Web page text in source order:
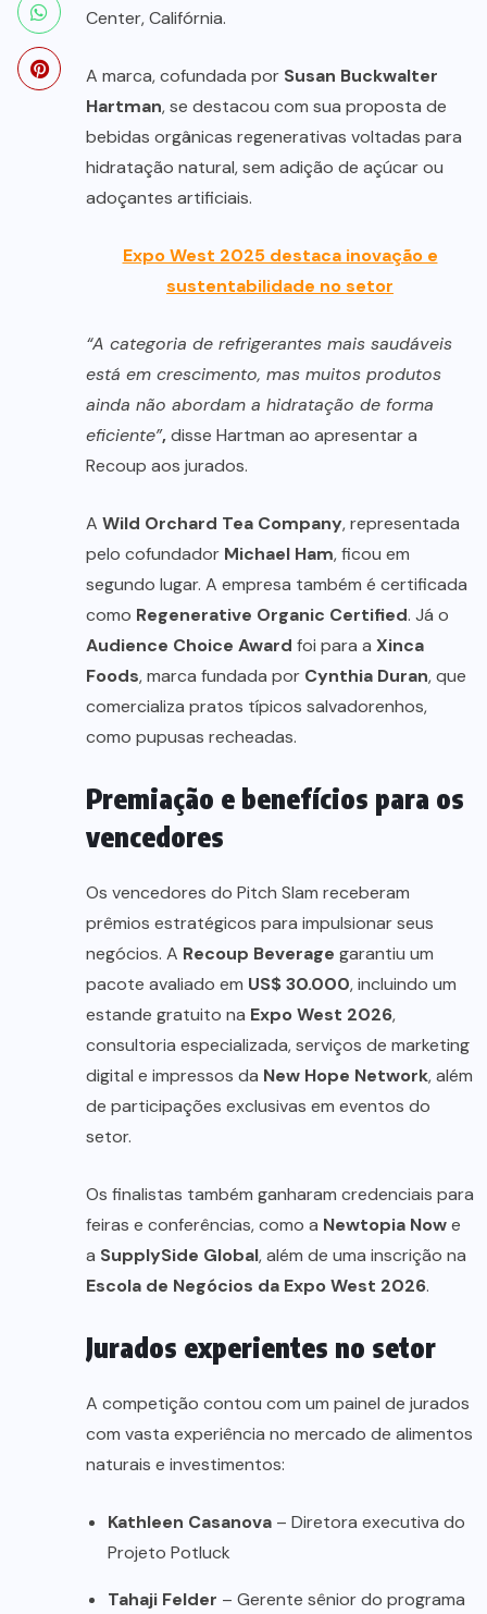
Center, Califórnia.
A marca, cofundada por Susan Buckwalter
Hartman, se destacou com sua proposta de
bebidas orgânicas regenerativas voltadas para
hidratação natural, sem adição de açúcar ou
adoçantes artificiais.
Expo West 2025 destaca inovação e
sustentabilidade no setor
“A categoria de refrigerantes mais saudáveis
está em crescimento, mas muitos produtos
ainda não abordam a hidratação de forma
eficiente”,disse Hartman ao apresentar a
Recoup aos jurados.
A Wild Orchard Tea Company, representada
pelo cofundador Michael Ham, ficou em
segundo lugar. A empresa também é certificada
como Regenerative Organic Certified. Já o
Audience Choice Award foi para a Xinca
Foods, marca fundada por Cynthia Duran, que
comercializa pratos típicos salvadorenhos,
como pupusas recheadas.
Premiação e benefícios para os
vencedores
Os vencedores do Pitch Slam receberam
prêmios estratégicos para impulsionar seus
negócios. A Recoup Beverage garantiu um
pacote avaliado em US$ 30.000, incluindo um
estande gratuito na Expo West 2026,
consultoria especializada, serviços de marketing
digital e impressos da New Hope Network, além
de participações exclusivas em eventos do
setor.
Os finalistas também ganharam credenciais para
feiras e conferências, como a Newtopia Nowe
a SupplySide Global, além de uma inscrição na
Escola de Negócios da Expo West 2026.
Jurados experientes no setor
A competição contou com um painel de jurados
com vasta experiência no mercado de alimentos
naturais e investimentos:
Kathleen Casanova – Diretora executiva do
Projeto Potluck
Tahaji Felder – Gerente sênior do programa